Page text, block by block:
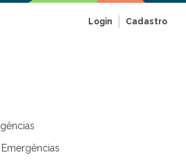
Login Cadastro